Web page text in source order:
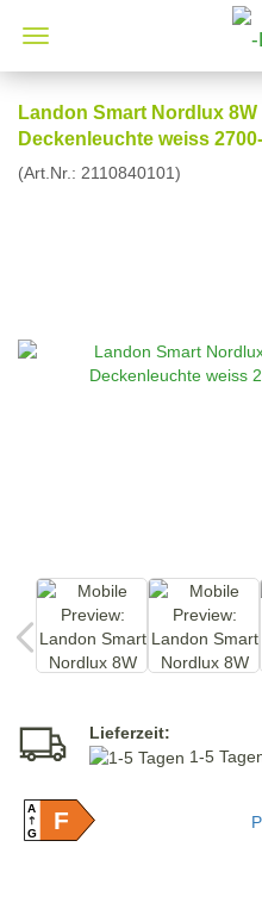
Landon Smart Nordlux
Deckenleuchte weiss
(Art.Nr.: 2110840101)
Lieferzeit:
1-5
A
GF